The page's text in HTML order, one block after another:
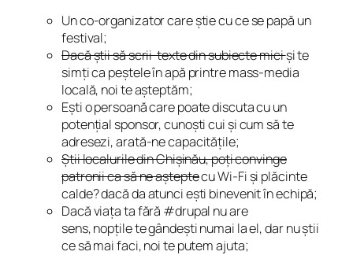
Un co-organizator care știe cu ce se papă un
festival;
Dacă știi să scrii texte din subiecte miciși te
simți ca peștele în apă printre mass-media
locală, noi te așteptăm;
Ești o persoană care poate discuta cu un
potențial sponsor, cunoști cui și cum să te
adresezi, arată-ne capacitățile;
Știi localurile din Chișinău, poți convinge
patronii ca să ne așteptecu Wi-Fi și plăcinte
calde? dacă da atunci ești binevenit în echipă;
Dacă viața ta fără #drupal nu are
sens, nopțile te gândești numai la el, dar nu știi
ce să mai faci, noi te putem ajuta;